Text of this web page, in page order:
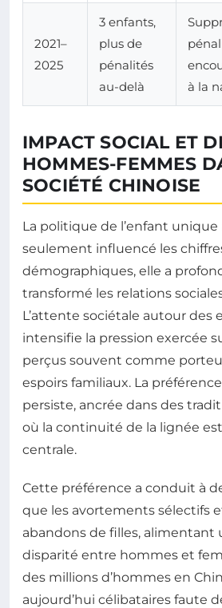
2021–
2025
3 enfants,
plus de
pénalités
au-delà
à la
IMPACT SOCIAL ET
HOMMES-FEMMES
SOCIÉTÉ CHINOISE
La politique de l’enfant unique
seulement influencé les
démographiques, elle a
transformé les relations
L’attente sociétale autour des
intensifie la pression exercée
perçus souvent comme
espoirs familiaux. La
persiste, ancrée dans des
où la continuité de la lignée
centrale.
Cette préférence a conduit à
que les avortements sélectifs
abandons de filles, alimentant
disparité entre hommes et
des millions d’hommes en
aujourd’hui célibataires faute